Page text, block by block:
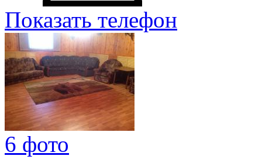
Показать телефон
6 фото